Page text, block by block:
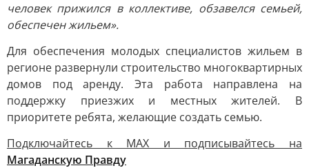
человек прижился в коллективе, обзавелся семьей,
обеспечен жильем».
Для обеспечения молодых специалистов жильем в
регионе развернули строительство многоквартирных
домов под аренду. Эта работа направлена на
поддержку приезжих и местных жителей. В
приоритете ребята, желающие создать семью.
Подключайтесь к MAX и подписывайтесь на
Магаданскую Правду